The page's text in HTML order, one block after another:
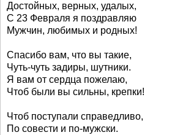
Достойных, верных, удалых,
С 23 Февраля я поздравляю
Мужчин, любимых и родных!
Спасибо вам, что вы такие,
Чуть-чуть задиры, шутники.
Я вам от сердца пожелаю,
Чтоб были вы сильны, крепки!
Чтоб поступали справедливо,
По совести и по-мужски.